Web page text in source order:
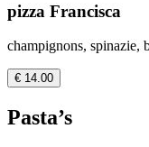
pizza Francisca
champignons, spinazie,
€ 14.00
Pasta’s